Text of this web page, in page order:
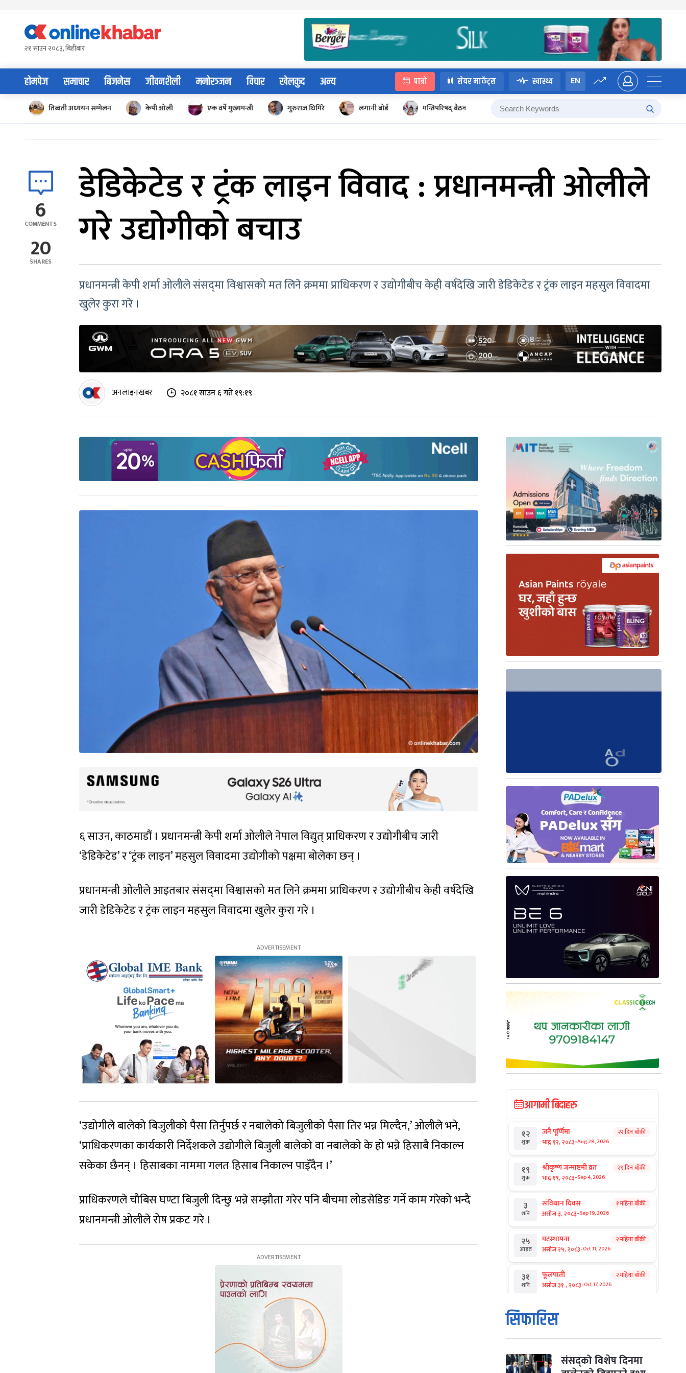
content२१ साउन २०८३, बिहीबार
होमपेज समाचार बिजनेस जीवनशैली मनोरञ्जन विचार खेलकुद अन्य पात्रो सेयर मार्केट्स स्वास्थ्य EN
तिब्बती अध्ययन सम्मेलन केपी ओली एक वर्षे मुख्यमन्त्री गुरुराज घिमिरे लगानी बोर्ड मन्त्रिपरिषद् बैठक
6
COMMENTS
20
SHARES
डेडिकेटेड र ट्रंक लाइन विवाद : प्रधानमन्त्री ओलीले
गरे उद्योगीको बचाउ
प्रधानमन्त्री केपी शर्मा ओलीले संसद्‍मा विश्वासको मत लिने क्रममा प्राधिकरण र उद्योगीबीच केही वर्षदेखि जारी डेडिकेटेड र ट्रंक लाइन महसुल विवादमा
खुलेर कुरा गरे ।
अनलाइनखबर २०८१ साउन ६ गते १९:१९
६ साउन, काठमाडौं । प्रधानमन्त्री केपी शर्मा ओलीले नेपाल विद्युत् प्राधिकरण र उद्योगीबीच जारी
‘डेडिकेटेड’ र ‘ट्रंक लाइन’ महसुल विवादमा उद्योगीको पक्षमा बोलेका छन् ।
प्रधानमन्त्री ओलीले आइतबार संसद्‍मा विश्वासको मत लिने क्रममा प्राधिकरण र उद्योगीबीच केही वर्षदेखि
जारी डेडिकेटेड र ट्रंक लाइन महसुल विवादमा खुलेर कुरा गरे ।
‘उद्योगीले बालेको बिजुलीको पैसा तिर्नुपर्छ र नबालेको बिजुलीको पैसा तिर भन्न मिल्दैन,’ ओलीले भने,
‘प्राधिकरणका कार्यकारी निर्देशकले उद्योगीले बिजुली बालेको वा नबालेको के हो भन्ने हिसाबै निकाल्न
सकेका छैनन् । हिसाबका नाममा गलत हिसाब निकाल्न पाइँदैन ।’
प्राधिकरणले चौबिस घण्टा बिजुली दिन्छु भन्ने सम्झौता गरेर पनि बीचमा लोडसेडिङ गर्ने काम गरेको भन्दै
प्रधानमन्त्री ओलीले रोष प्रकट गरे ।
आगामी बिदाहरु
१२
शुक्र
जनै पूर्णिमा
भाद्र १२, २०८३-Aug 28, 2026
२२ दिन बाँकी
१९
शुक्र
श्रीकृष्ण जन्माष्टमी व्रत
भाद्र १९, २०८३-Sep 4, 2026
२९ दिन बाँकी
३
शनि
संविधान दिवस
असोज ३, २०८३-Sep 19, 2026
१ महिना बाँकी
२५
आइत
घटस्थापना
असोज २५, २०८३-Oct 11, 2026
२ महिना बाँकी
३१
शनि
फूलपाती
असोज ३१ , २०८३-Oct 17, 2026
२ महिना बाँकी
१
आइत
कार्तिक सङ्क्रान्ति
कार्तिक १, २०८३
मंगल कार्तिक ३, २०८३-Oct 20, 2026
सिफारिस
संसद्को विशेष दिनमा